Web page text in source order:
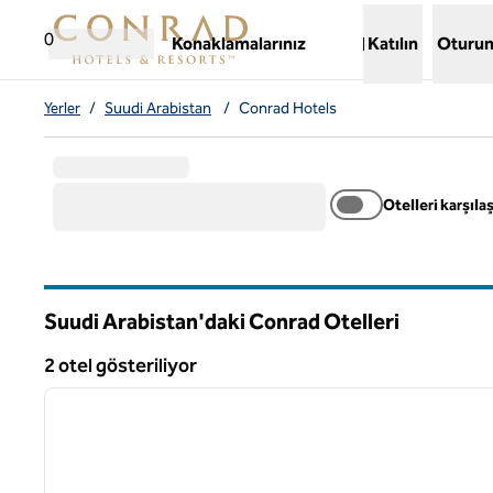
İçeriğe geçiş yap
0
Konaklamalarınız
,Yeni bir sekme açar
Katılın
Yerler / Suudi Arabistan / Conrad Hotels
Otelleri
Suudi Arabistan'daki Conrad Otelleri
2 otel gösteriliyor
2 otel gösteriliyor
1 / 12